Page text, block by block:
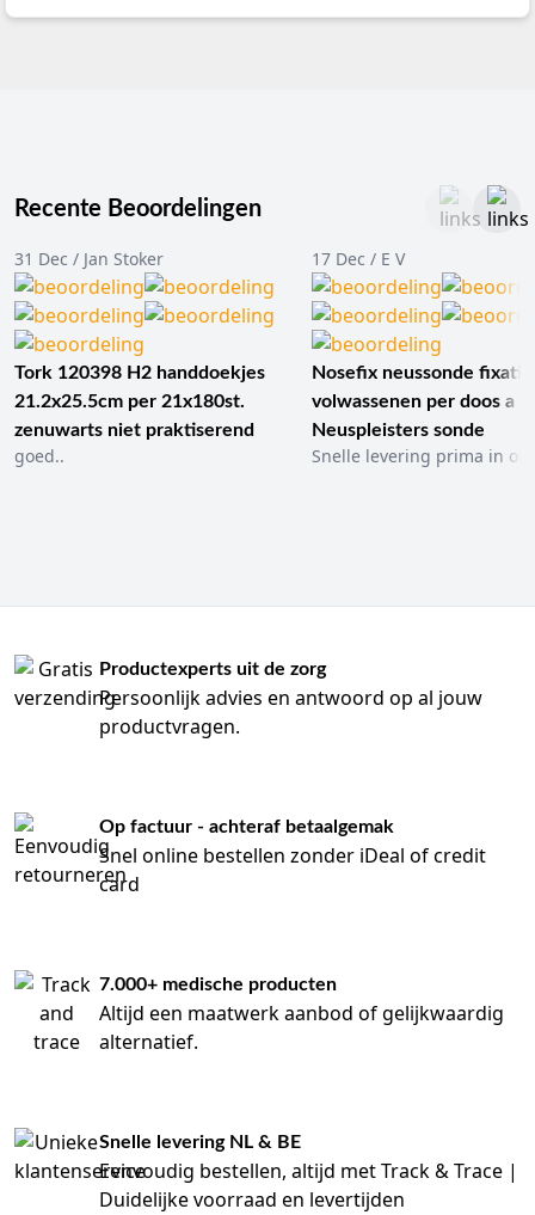
Recente Beoordelingen
31 Dec / Jan Stoker
Tork 120398 H2 handdoekjes
21.2x25.5cm per 21x180st.
zenuwarts niet praktiserend
goed..
17 Dec / E V
Nosefix neussonde
volwassenen per doos a
Neuspleisters sonde
Snelle levering prima in
Productexperts uit de zorg
Persoonlijk advies en antwoord op al jouw
productvragen.
Op factuur - achteraf betaalgemak
Snel online bestellen zonder iDeal of credit
card
7.000+ medische producten
Altijd een maatwerk aanbod of gelijkwaardig
alternatief.
Snelle levering NL & BE
Eenvoudig bestellen, altijd met Track & Trace |
Duidelijke voorraad en levertijden